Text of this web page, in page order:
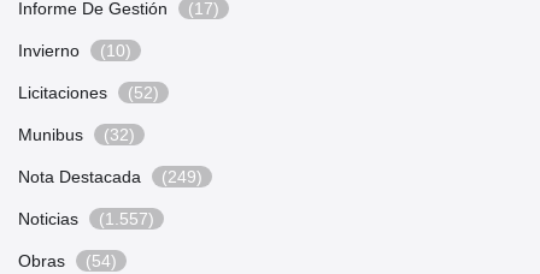
Informe De Gestión (17)
Invierno (10)
Licitaciones (52)
Munibus (32)
Nota Destacada (249)
Noticias (1.557)
Obras (54)